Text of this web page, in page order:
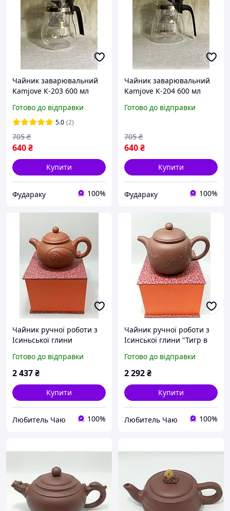
Чайник заварювальний
Kamjove К-203 600 мл
Готово до відправки
5.0 (2)
640₴
705 ₴
Купити
Фудараку 100%
Чайник заварювальний
Kamjove К-204 600 мл
заварювання
Готово до відправки
640₴
705 ₴
Купити
Фудараку 100%
Чайник ручної роботи з
Ісиньської глини
160мл
Готово до відправки
2 437₴
Купити
Любитель Чаю 100%
Чайник ручної роботи з
Ісинської глини "Тигр в
Готово до відправки
2 292₴
Купити
Любитель Чаю 100%